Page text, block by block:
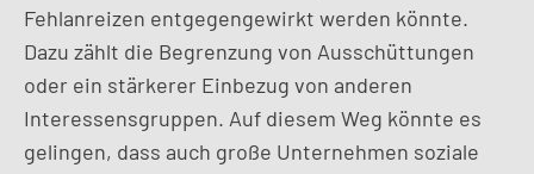
Fehlanreizen entgegengewirkt werden könnte.
Dazu zählt die Begrenzung von Ausschüttungen
oder ein stärkerer Einbezug von anderen
Interessensgruppen. Auf diesem Weg könnte es
gelingen, dass auch große Unternehmen soziale